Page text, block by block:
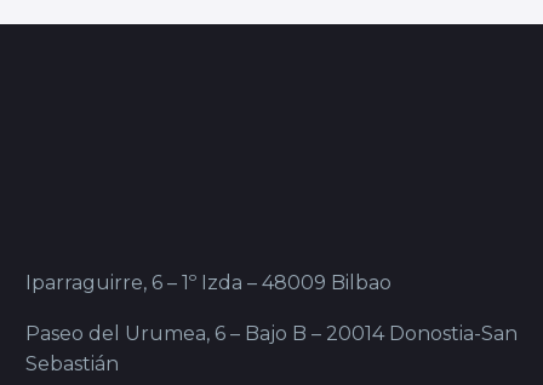
Iparraguirre, 6 – 1º Izda – 48009 Bilbao
Paseo del Urumea, 6 – Bajo B – 20014 Donostia-San
Sebastián